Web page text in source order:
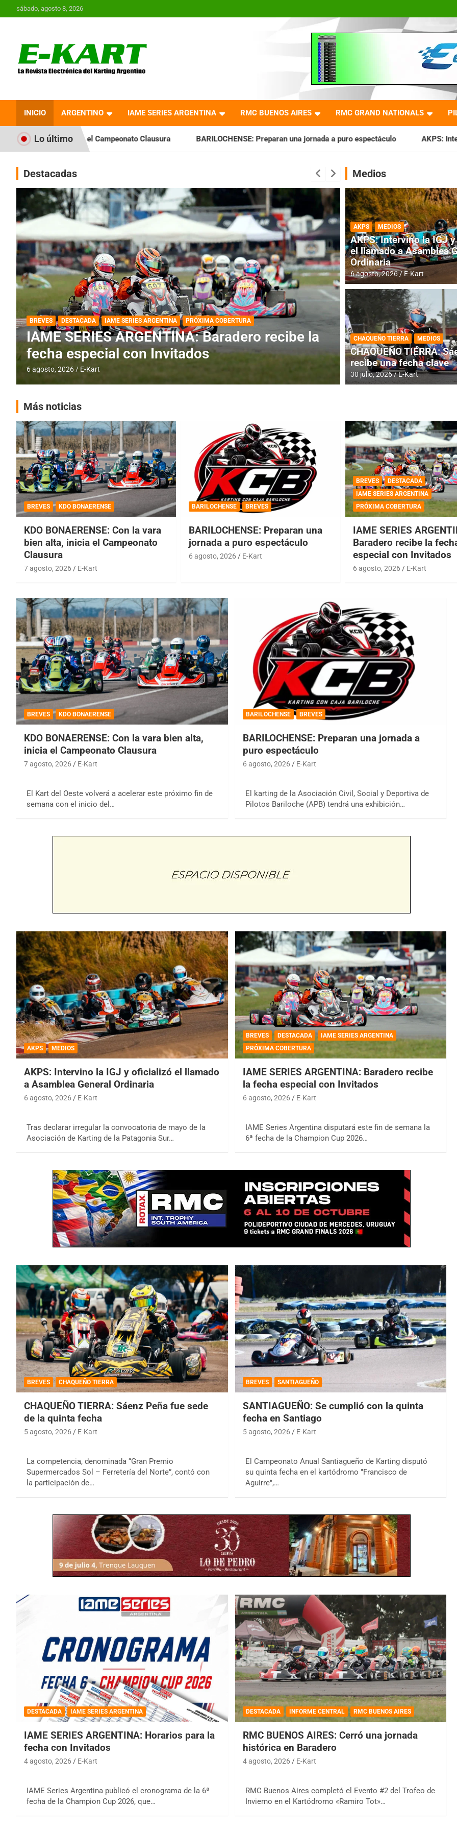
al
sábado, agosto 8, 2026
Revista Electrónica del
Karting en Argentina
INICIO ARGENTINO IAME SERIES ARGENTINA RMC BUENOS AIRES RMC GRAND NATIONALS
Lo último
Clausura BARILOCHENSE: Preparan una jornada a puro espectáculo AKPS: Intervino la IGJ y oficializó
Destacadas
DESTACADA IAME SERIES ARGENTINA
IAME SERIES ARGENTINA: Horarios para la
fecha con Invitados
4 agosto, 2026 E-Kart
DESTACADA INFORME CENTRAL
RMC BUENOS
histórica en
4 agosto, 2026 E-Kart
Medios
AKPS MEDIOS
AKPS: Intervino la IGJ
el llamado a Asamblea
Ordinaria
6 agosto, 2026 E-Kart
CHAQUEÑO TIERRA MEDIOS
CHAQUEÑO TIERRA:
recibe una fecha clave
30 julio, 2026 E-Kart
Más noticias
BREVES KDO BONAERENSE
KDO BONAERENSE: Con la vara
bien alta, inicia el Campeonato
Clausura
7 agosto, 2026 E-Kart
BARILOCHENSE BREVES
BARILOCHENSE: Preparan una
jornada a puro espectáculo
6 agosto, 2026 E-Kart
BREVES
DESTACADA
IAME SERIES ARGENTINA
PRÓXIMA COBERTURA
IAME SERIES
Baradero recibe la
especial con Invitados
6 agosto, 2026 E-Kart
BREVES KDO BONAERENSE
KDO BONAERENSE: Con la vara bien alta,
inicia el Campeonato Clausura
7 agosto, 2026 E-Kart
El Kart del Oeste volverá a acelerar este próximo fin de
semana con el inicio del…
BARILOCHENSE BREVES
BARILOCHENSE: Preparan una jornada a
puro espectáculo
6 agosto, 2026 E-Kart
El karting de la Asociación Civil, Social y Deportiva de
Pilotos Bariloche (APB) tendrá una exhibición…
AKPS MEDIOS
AKPS: Intervino la IGJ y oficializó el llamado
a Asamblea General Ordinaria
6 agosto, 2026 E-Kart
Tras declarar irregular la convocatoria de mayo de la
Asociación de Karting de la Patagonia Sur…
BREVES DESTACADA
IAME SERIES ARGENTINA
PRÓXIMA COBERTURA
IAME SERIES ARGENTINA: Baradero recibe
la fecha especial con Invitados
6 agosto, 2026 E-Kart
IAME Series Argentina disputará este fin de semana la
6ª fecha de la Champion Cup 2026…
BREVES CHAQUEÑO TIERRA
CHAQUEÑO TIERRA: Sáenz Peña fue sede
de la quinta fecha
5 agosto, 2026 E-Kart
La competencia, denominada “Gran Premio
Supermercados Sol – Ferretería del Norte”, contó con
la participación de…
BREVES SANTIAGUEÑO
SANTIAGUEÑO: Se cumplió con la quinta
fecha en Santiago
5 agosto, 2026 E-Kart
El Campeonato Anual Santiagueño de Karting disputó
su quinta fecha en el kartódromo "Francisco de
Aguirre",…
DESTACADA IAME SERIES ARGENTINA
IAME SERIES ARGENTINA: Horarios para la
fecha con Invitados
4 agosto, 2026 E-Kart
IAME Series Argentina publicó el cronograma de la 6ª
fecha de la Champion Cup 2026, que…
DESTACADA INFORME CENTRAL RMC BUENOS AIRES
RMC BUENOS AIRES: Cerró una jornada
histórica en Baradero
4 agosto, 2026 E-Kart
RMC Buenos Aires completó el Evento #2 del Trofeo de
Invierno en el Kartódromo «Ramiro Tot»…